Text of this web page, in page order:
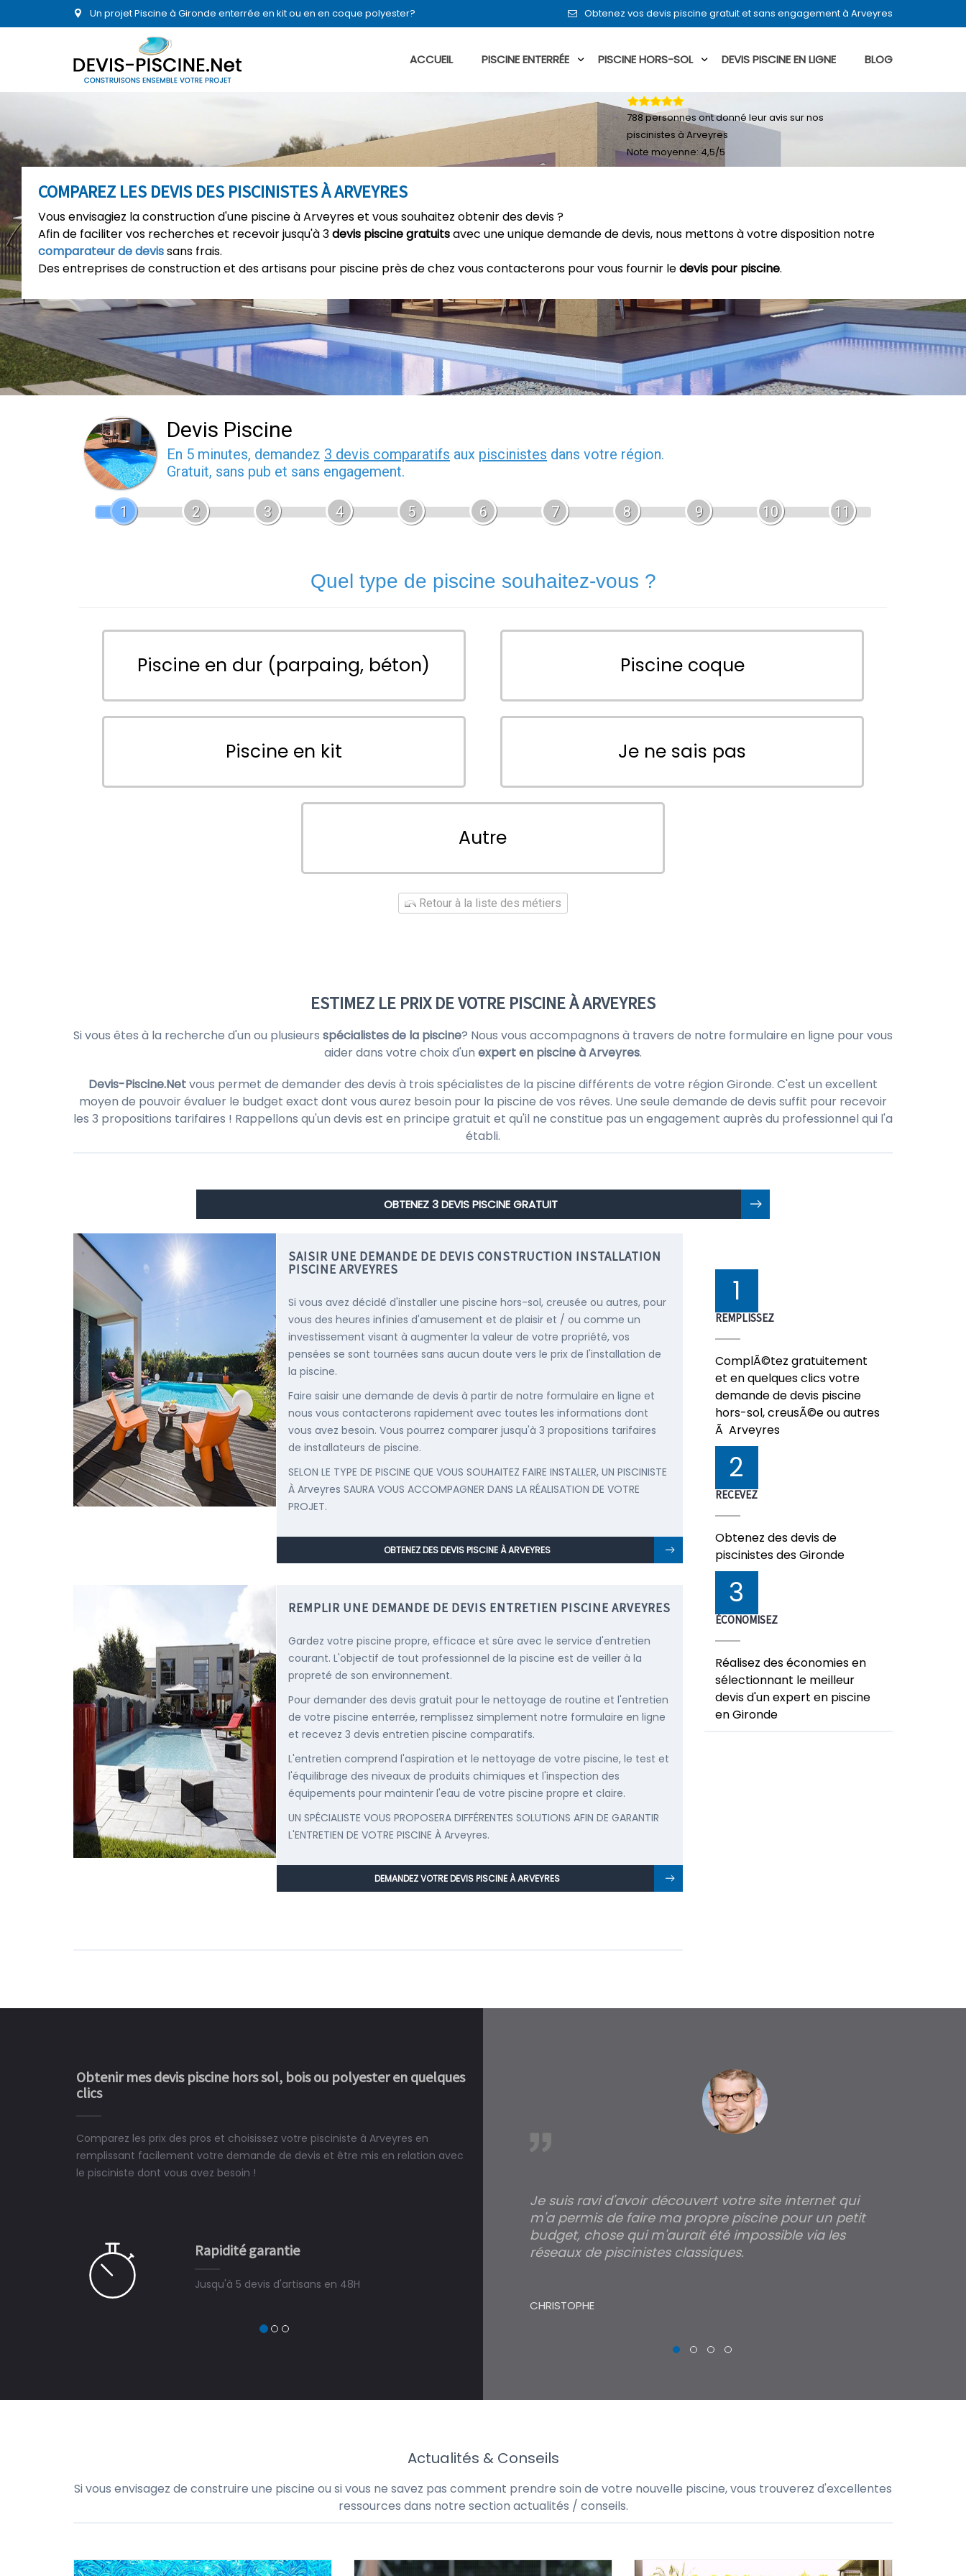
Un projet Piscine à Gironde enterrée en kit ou en en coque polyester? Obtenez vos devis piscine gratuit et sans engagement à Arveyres
ACCUEIL PISCINE ENTERRÉE PISCINE HORS-SOL DEVIS PISCINE EN LIGNE BLOG
COMPAREZ LES DEVIS DES PISCINISTES À ARVEYRES
Vous envisagiez la construction d'une piscine à Arveyres et vous souhaitez obtenir des devis ?
Afin de faciliter vos recherches et recevoir jusqu'à 3devis piscine gratuitsavec une unique demande de devis, nous mettons à votre disposition notre
comparateur de devissans frais.
Des entreprises de construction et des artisans pour piscine près de chez vous contacterons pour vous fournir ledevis pour piscine.
788personnes ont donné leuravis sur nos
piscinistes à Arveyres
Note moyenne:4,5/5
Devis Piscine
En 5 minutes, demandez 3 devis comparatifs aux piscinistes dans votre région.
Gratuit, sans pub et sans engagement.
1 2 3 4 5 6 7 8 9 10 11
Quel type de piscine souhaitez-vous ?
Piscine en dur (parpaing, béton) Piscine coque
Piscine en kit Je ne sais pas
Autre
Retour à la liste des métiers
ESTIMEZ LE PRIX DE VOTRE PISCINE À ARVEYRES
Si vous êtes à la recherche d'un ou plusieurs spécialistes de la piscine? Nous vous accompagnons à travers de notre formulaire en ligne pour vous
aider dans votre choix d'un expert en piscine à Arveyres.
Devis-Piscine.Netvous permet de demander des devis à trois spécialistes de la piscine différents de votre région Gironde. C'est un excellent
moyen de pouvoir évaluer le budget exact dont vous aurez besoin pour la piscine de vos rêves. Une seule demande de devis suffit pour recevoir
les 3 propositions tarifaires ! Rappellons qu'un devis est en principe gratuit et qu'il ne constitue pas un engagement auprès du professionnel qui l'a
établi.
OBTENEZ 3 DEVIS PISCINE GRATUIT
SAISIR UNE DEMANDE DE DEVIS CONSTRUCTION INSTALLATION
PISCINE ARVEYRES
Si vous avez décidé d'installer une piscine hors-sol, creusée ou autres, pour
vous des heures infinies d'amusement et de plaisir et / ou comme un
investissement visant à augmenter la valeur de votre propriété, vos
pensées se sont tournées sans aucun doute vers le prix de l'installation de
la piscine.
Faire saisir une demande de devis à partir de notre formulaire en ligne et
nous vous contacterons rapidement avec toutes les informations dont
vous avez besoin. Vous pourrez comparer jusqu'à 3 propositions tarifaires
de installateurs de piscine.
SELON LE TYPE DE PISCINE QUE VOUS SOUHAITEZ FAIRE INSTALLER, UN PISCINISTE
À Arveyres SAURA VOUS ACCOMPAGNER DANS LA RÉALISATION DE VOTRE
PROJET.
OBTENEZ DES DEVIS PISCINE À ARVEYRES
REMPLIR UNE DEMANDE DE DEVIS ENTRETIEN PISCINE ARVEYRES
Gardez votre piscine propre, efficace et sûre avec le service d'entretien
courant. L'objectif de tout professionnel de la piscine est de veiller à la
propreté de son environnement.
Pour demander des devis gratuit pour le nettoyage de routine et l'entretien
de votre piscine enterrée, remplissez simplement notre formulaire en ligne
et recevez 3 devis entretien piscine comparatifs.
L'entretien comprend l'aspiration et le nettoyage de votre piscine, le test et
l'équilibrage des niveaux de produits chimiques et l'inspection des
équipements pour maintenir l'eau de votre piscine propre et claire.
UN SPÉCIALISTE VOUS PROPOSERA DIFFÉRENTES SOLUTIONS AFIN DE GARANTIR
L'ENTRETIEN DE VOTRE PISCINE À Arveyres.
DEMANDEZ VOTRE DEVIS PISCINE À ARVEYRES
1
REMPLISSEZ
ComplÃ©tez gratuitement
et en quelques clics votre
demande de devis piscine
hors-sol, creusÃ©e ou autres
Ã Arveyres
2
RECEVEZ
Obtenez des devis de
piscinistes des Gironde
3
ÉCONOMISEZ
Réalisez des économies en
sélectionnant le meilleur
devis d'un expert en piscine
en Gironde
Obtenir mes devis piscine hors sol, bois ou polyester en quelques
clics
Comparez les prix des pros et choisissez votre pisciniste à Arveyres en
remplissant facilement votre demande de devis et être mis en relation avec
le pisciniste dont vous avez besoin !
Rapidité garantie
Jusqu'à 5 devis d'artisans en 48H
ne peut plus s'en passer.
Le rêve devient enfin réalité, une piscine est bien
construit chez moi.
Je suis ravi d'avoir découvert votre site internet qui
m'a permis de faire ma propre piscine pour un petit
budget, chose qui m'aurait été impossible via les
réseaux de piscinistes classiques.
CHRISTOPHE
Actualités & Conseils
Si vous envisagez de construire une piscine ou si vous ne savez pas comment prendre soin de votre nouvelle piscine, vous trouverez d'excellentes
ressources dans notre section actualités / conseils.